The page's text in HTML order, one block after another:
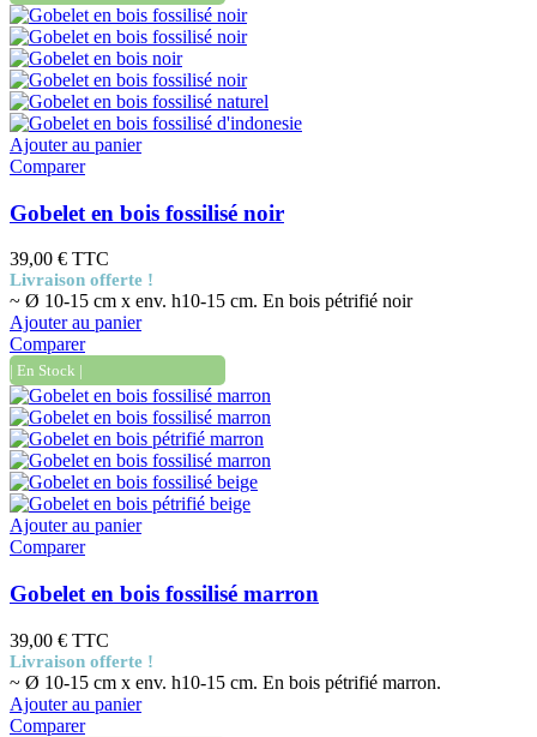
Ajouter au panier
Comparer
Gobelet en bois fossilisé noir
39,00 € TTC
Livraison offerte !
~ Ø 10-15 cm x env. h10-15 cm. En bois pétrifié noir
Ajouter au panier
Comparer
| En Stock |
Ajouter au panier
Comparer
Gobelet en bois fossilisé marron
39,00 € TTC
Livraison offerte !
~ Ø 10-15 cm x env. h10-15 cm. En bois pétrifié marron.
Ajouter au panier
Comparer